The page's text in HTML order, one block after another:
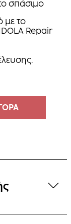
σπάσιμο
με το
Repair